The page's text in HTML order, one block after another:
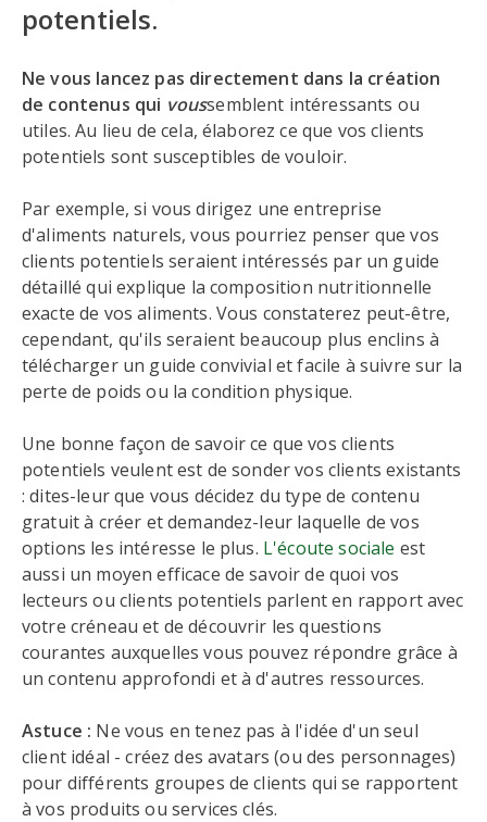
potentiels.
Ne vous lancez pas directement dans la création
de contenus qui voussemblent intéressants ou
utiles. Au lieu de cela, élaborez ce que vos clients
potentiels sont susceptibles de vouloir.
Par exemple, si vous dirigez une entreprise
d'aliments naturels, vous pourriez penser que vos
clients potentiels seraient intéressés par un guide
détaillé qui explique la composition nutritionnelle
exacte de vos aliments. Vous constaterez peut-être,
cependant, qu'ils seraient beaucoup plus enclins à
télécharger un guide convivial et facile à suivre sur la
perte de poids ou la condition physique.
Une bonne façon de savoir ce que vos clients
potentiels veulent est de sonder vos clients existants
: dites-leur que vous décidez du type de contenu
gratuit à créer et demandez-leur laquelle de vos
options les intéresse le plus. L'écoute sociale est
aussi un moyen efficace de savoir de quoi vos
lecteurs ou clients potentiels parlent en rapport avec
votre créneau et de découvrir les questions
courantes auxquelles vous pouvez répondre grâce à
un contenu approfondi et à d'autres ressources.
Astuce : Ne vous en tenez pas à l'idée d'un seul
client idéal - créez des avatars (ou des personnages)
pour différents groupes de clients qui se rapportent
à vos produits ou services clés.